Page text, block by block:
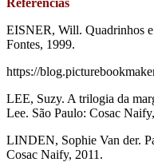
EISNER, Will. Quadrinhos
Fontes, 1999.
https://
LEE, Suzy. A trilogia da
Lee. São Paulo: Cosac
LINDEN, Sophie Van der.
Cosac Naify, 2011.